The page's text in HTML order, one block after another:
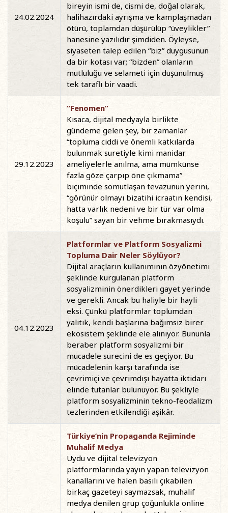
24.02.2024
bireyin ismi de, cismi de, doğal olarak,
halihazırdaki ayrışma ve kamplaşmadan
ötürü, toplamdan düşürülüp “üveylikler”
hanesine yazılıdır şimdiden. Öyleyse,
siyaseten talep edilen “biz” duygusunun
da bir kotası var; “bizden” olanların
mutluluğu ve selameti için düşünülmüş
tek taraflı bir vaadi.
29.12.2023
“Fenomen”
Kısaca, dijital medyayla birlikte
gündeme gelen şey, bir zamanlar
“topluma ciddi ve önemli katkılarda
bulunmak suretiyle kimi manidar
ameliyelerle anılma, ama mümkünse
fazla göze çarpıp öne çıkmama”
biçiminde somutlaşan tevazunun yerini,
“görünür olmayı bizatihi icraatın kendisi,
hatta varlık nedeni ve bir tür var olma
koşulu” sayan bir vehme bırakmasıydı.
04.12.2023
Platformlar ve Platform Sosyalizmi
Topluma Dair Neler Söylüyor?
Dijital araçların kullanımının özyönetimi
şeklinde kurgulanan platform
sosyalizminin önerdikleri gayet yerinde
ve gerekli. Ancak bu haliyle bir hayli
eksi. Çünkü platformlar toplumdan
yalıtık, kendi başlarına bağımsız birer
ekosistem şeklinde ele alınıyor. Bununla
beraber platform sosyalizmi bir
mücadele sürecini de es geçiyor. Bu
mücadelenin karşı tarafında ise
çevrimiçi ve çevrimdışı hayatta iktidarı
elinde tutanlar bulunuyor. Bu şekliyle
platform sosyalizminin tekno-feodalizm
tezlerinden etkilendiği aşikâr.
Türkiye’nin Propaganda Rejiminde
Muhalif Medya
Uydu ve dijital televizyon
platformlarında yayın yapan televizyon
kanallarını ve halen basılı çıkabilen
birkaç gazeteyi saymazsak, muhalif
medya denilen grup çoğunlukla online